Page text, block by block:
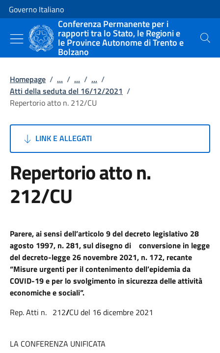
Vai al contenuto
Vai alla navigazione del sito
Governo Italiano
Conferenza Permanente per i
rapporti tra lo Stato, le Regioni e
le Province Autonome di Trento e
Bolzano
Cerca
Homepage / ... / ... / ... /
Atti della seduta del 16/12/2021 /
Repertorio atto n. 212/CU
LINK E ALLEGATI
Repertorio atto n.
212/CU
Parere, ai sensi dell’articolo 9 del decreto legislativo 28
agosto 1997, n. 281, sul disegno di conversione in legge
del decreto-legge 26 novembre 2021, n. 172, recante
“Misure urgenti per il contenimento dell’epidemia da
COVID-19 e per lo svolgimento in sicurezza delle attività
economiche e sociali”.
Rep. Atti n. 212/CU del 16 dicembre 2021
LA CONFERENZA UNIFICATA